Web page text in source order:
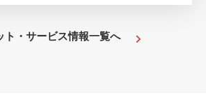
ト・サービス情報一覧へ